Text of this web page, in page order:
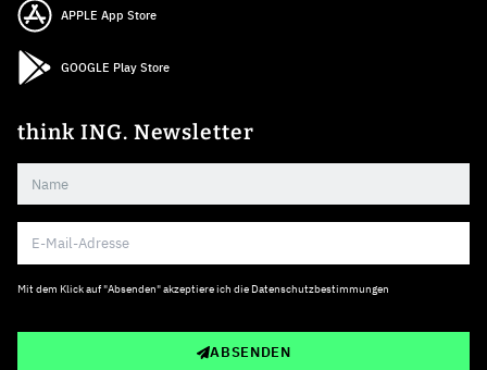
APPLE App Store
GOOGLE Play Store
think ING. Newsletter
Mit dem Klick auf "Absenden" akzeptiere ich die Datenschutzbestimmungen
ABSENDEN